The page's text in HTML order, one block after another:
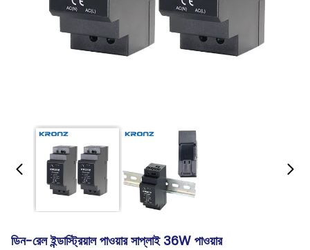
ডিন-রেল ইন্ডাস্ট্রিয়াল পাওয়ার সাপ্লাই 36W পাওয়ার